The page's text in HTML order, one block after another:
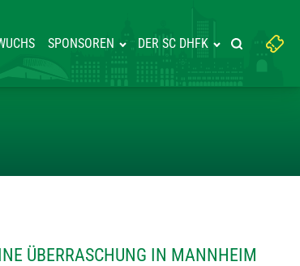
SPONSOREN DER SC DHFK
Suchbegriff
eingeben:
Suche
ÜBERRASCHUNG IN MANNHEIM